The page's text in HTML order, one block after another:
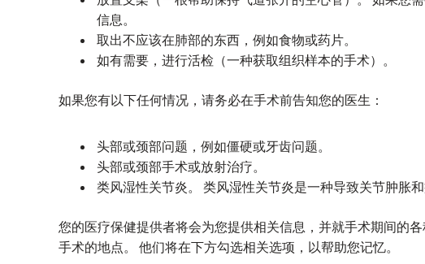
信息。
取出不应该在肺部的东西，例如食物或药片。
如有需要，进行活检（一种获取组织样本的手术）。
如果您有以下任何情况，请务必在手术前告知您的医生：
头部或颈部问题，例如僵硬或牙齿问题。
头部或颈部手术或放射治疗。
类风湿性关节炎。 类风湿性关节炎是一种导致关节肿胀和
您的医疗保健提供者将会为您提供相关信息，并就手术期间的
手术的地点。 他们将在下方勾选相关选项，以帮助您记忆。